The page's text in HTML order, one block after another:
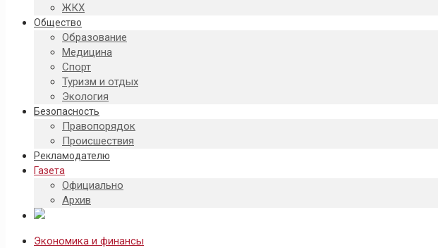
ЖКХ
Общество
Образование
Медицина
Спорт
Туризм и отдых
Экология
Безопасность
Правопорядок
Происшествия
Рекламодателю
Газета
Официально
Архив
Экономика и финансы